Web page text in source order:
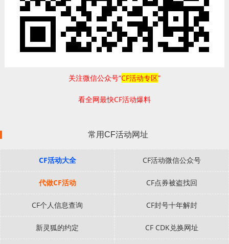
关注微信公众号“CF活动专区”
看全网最快CF活动爆料
常用CF活动网址
CF活动大全 CF活动微信公众号
代做CF活动 CF点券被盗找回
CF个人信息查询 CF封号十年解封
新灵狐的约定 CF CDK兑换网址